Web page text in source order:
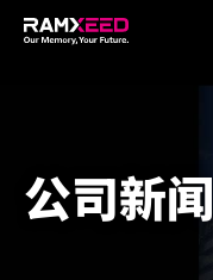
公司新闻